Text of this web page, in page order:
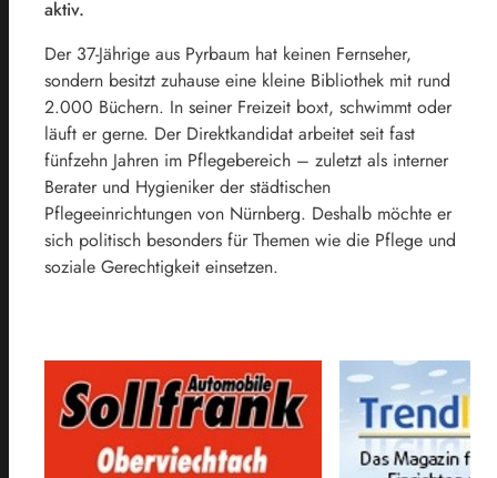
aktiv.
Der 37-Jährige aus Pyrbaum hat keinen Fernseher,
sondern besitzt zuhause eine kleine Bibliothek mit rund
2.000 Büchern. In seiner Freizeit boxt, schwimmt oder
läuft er gerne. Der Direktkandidat arbeitet seit fast
fünfzehn Jahren im Pflegebereich – zuletzt als interner
Berater und Hygieniker der städtischen
Pflegeeinrichtungen von Nürnberg. Deshalb möchte er
sich politisch besonders für Themen wie die Pflege und
soziale Gerechtigkeit einsetzen.